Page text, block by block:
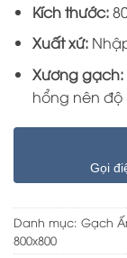
Kích thước:
Xuất xứ:
Xương gạch:
hổng nên
Gọi
Danh mục: Gạch
800x800